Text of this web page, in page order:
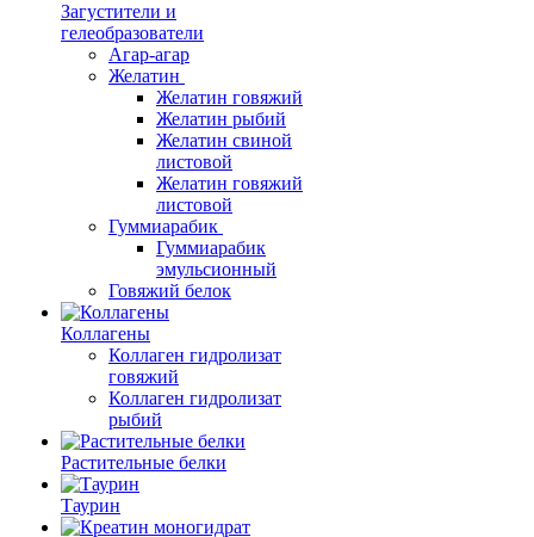
Загустители и
гелеобразователи
Агар-агар
Желатин
Желатин говяжий
Желатин рыбий
Желатин свиной
листовой
Желатин говяжий
листовой
Гуммиарабик
Гуммиарабик
эмульсионный
Говяжий белок
Коллагены
Коллаген гидролизат
говяжий
Коллаген гидролизат
рыбий
Растительные белки
Таурин